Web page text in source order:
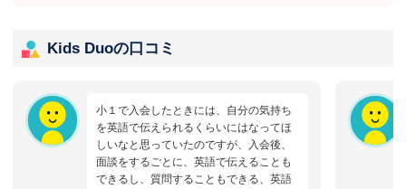
Kids Duoの口コミ
小１で入会したときには、自分の気持ち
を英語で伝えられるくらいにはなってほ
しいなと思っていたのですが、入会後、
面談をするごとに、英語で伝えることも
できるし、質問することもできる、英語